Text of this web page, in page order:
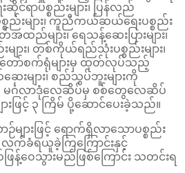
ဆိုင်ရာပစ္စည်းများ၊ ပြန်လည်
ည်းများ၊ ကူညီကယ်ဆယ်ရေးပစ္စည်း
အထည်များ၊ ရေသန့်ဆေးပြားများ၊
ား၊ တစ်ကိုယ်ရည်သုံးပစ္စည်းများ၊
မတော်စက်ရုံများမှ ထုတ်လုပ်သည့်
ေးများ၊ စည်သွပ်ဘူးများကို
မင်္ဂလာဒုံလေဆိပ်မှ စစ်တွေလေဆိပ်
ဖြင့် ၃ ကြိမ် ပို့ဆောင်ပေးခဲ့သည်။
ျားဖြင့် ရောက်ရှိလာသောပစ္စည်း
လက်ခံရယူခဲ့ကြကြောင်းနှင့်
ေသွားမည်ဖြစ်ကြောင်း သတင်းရ